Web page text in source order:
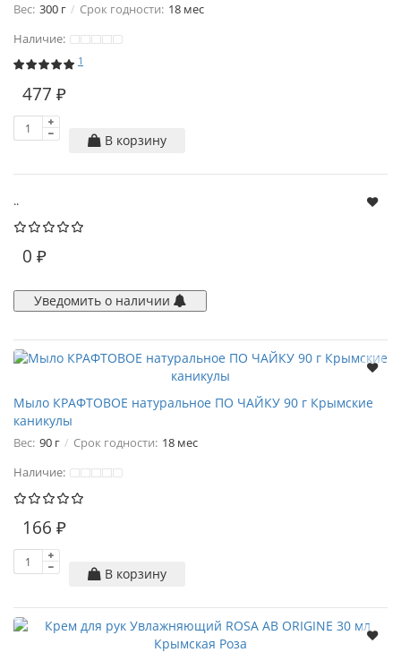
Вес: 300 г Срок годности: 18 мес
Наличие:
1
477 ₽
В корзину
..
0 ₽
Уведомить о наличии
Мыло КРАФТОВОЕ натуральное ПО ЧАЙКУ 90 г Крымские
каникулы
Вес: 90 г Срок годности: 18 мес
Наличие:
166 ₽
В корзину